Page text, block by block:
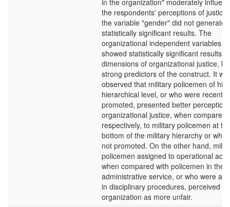
in the organization" moderately
the respondents' perceptions of
the variable "gender" did not generate
statistically significant results. The
organizational independent variables
showed statistically significant results
dimensions of organizational justice,
strong predictors of the construct. It
observed that military policemen of
hierarchical level, or who were recently
promoted, presented better
organizational justice, when compared,
respectively, to military policemen at
bottom of the military hierarchy or who
not promoted. On the other hand,
policemen assigned to operational
when compared with policemen in the
administrative service, or who were
in disciplinary procedures, perceived
organization as more unfair.